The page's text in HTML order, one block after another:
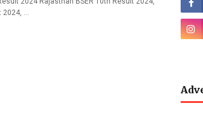
2024, …